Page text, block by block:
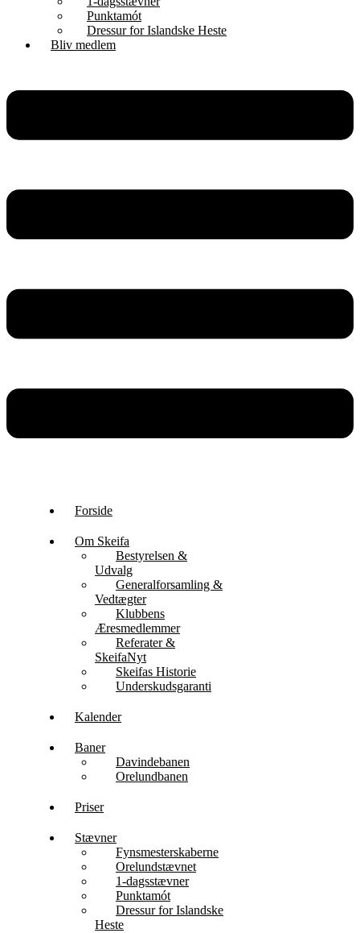
Punktamót
Dressur for Islandske Heste
Bliv medlem
Forside
Om Skeifa
Bestyrelsen &
Udvalg
Generalforsamling &
Vedtægter
Klubbens
Æresmedlemmer
Referater &
SkeifaNyt
Skeifas Historie
Underskudsgaranti
Kalender
Baner
Davindebanen
Orelundbanen
Priser
Stævner
Fynsmesterskaberne
Orelundstævnet
1-dagsstævner
Punktamót
Dressur for Islandske
Heste